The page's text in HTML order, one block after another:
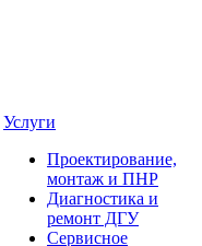
Услуги
Проектирование,
монтаж и ПНР
Диагностика и
ремонт ДГУ
Сервисное